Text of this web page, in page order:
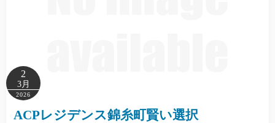
2
3月
2026
ACPレジデンス錦糸町賢い選択